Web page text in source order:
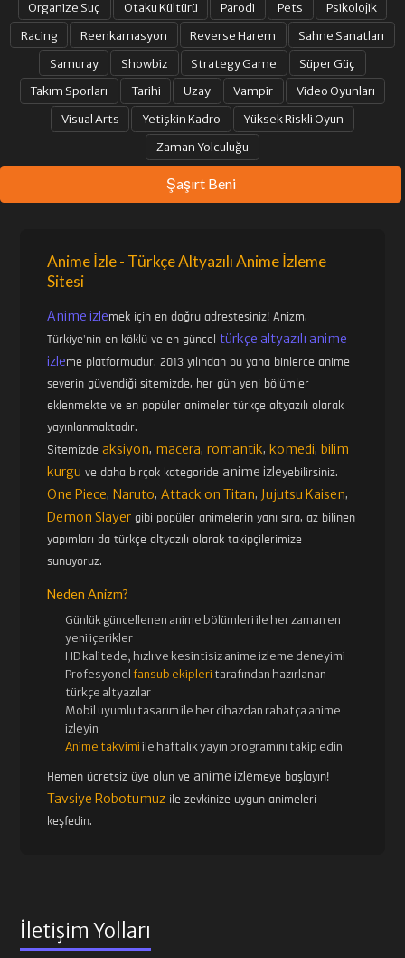
Organize Suç Otaku Kültürü Parodi Pets
Psikolojik
Racing
Reenkarnasyon Reverse Harem
Sahne Sanatları
Samuray
Showbiz Strategy Game
Süper Güç
Takım Sporları
Tarihi Uzay Vampir
Video Oyunları
Visual Arts
Yetişkin Kadro
Yüksek Riskli Oyun
Zaman Yolculuğu
Şaşırt Beni
Anime İzle - Türkçe Altyazılı Anime İzleme
Sitesi
Anime izlemek için en doğru adrestesiniz! Anizm,
Türkiye'nin en köklü ve en günceltürkçe altyazılı anime
izleme platformudur. 2013 yılından bu yana binlerce anime
severin güvendiği sitemizde, her gün yeni bölümler
eklenmekte ve en popüler animeler türkçe altyazılı olarak
yayınlanmaktadır.
Sitemizdeaksiyon, macera,romantik, komedi, bilim
kurgu ve daha birçok kategoride anime izleyebilirsiniz.
One Piece, Naruto,Attack on Titan, Jujutsu Kaisen,
Demon Slayer gibi popüler animelerin yanı sıra, az bilinen
yapımları da türkçe altyazılı olarak takipçilerimize
sunuyoruz.
Neden Anizm?
Günlük güncellenen anime bölümleri ile her zaman en
yeni içerikler
HD kalitede, hızlı ve kesintisiz anime izleme deneyimi
Profesyonelfansub ekipleri tarafından hazırlanan
türkçe altyazılar
Mobil uyumlu tasarım ile her cihazdan rahatça anime
izleyin
Anime takvimi ile haftalık yayın programını takip edin
Hemen ücretsiz üye olun ve anime izlemeye başlayın!
Tavsiye Robotumuz ile zevkinize uygun animeleri
keşfedin.
İletişim Yolları